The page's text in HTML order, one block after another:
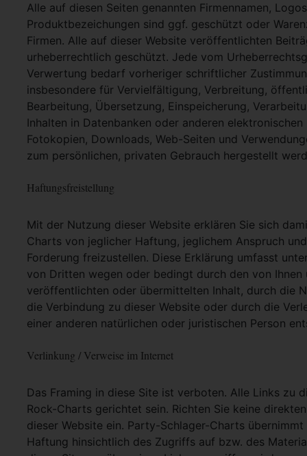
Alle auf diesen Seiten genannten Firmennamen,
Produktbezeichungen sind ggf. geschützt oder
Firmen. Alle auf dieser Website veröffentlichten
urheberrechtlich geschützt. Jede vom
Verwertung bedarf vorheriger schriftlicher
insbesondere für Vervielfältigung, Verbreitung,
Bearbeitung, Übersetzung, Einspeicherung,
Inhalten in Datenbanken oder anderen
Fotokopien, Downloads, Web-Seiten und
zum persönlichen, privaten Gebrauch hergestellt
Haftungsfreistellung
Mit der Nutzung dieser Website erklären Sie sich
Charts von jeglicher Haftung, jeglichem Anspruch
Forderung freizustellen. Diese Erklärung umfasst
von Dritten wegen oder bedingt durch den von Ihnen
veröffentlichten oder übermittelten Inhalt, durch die
die Verbindung zu dieser Website oder durch die
einer anderen natürlichen oder juristischen Person
Verlinkung / Verweise im Internet
Das Framing in diese Site ist verboten. Alle Links zu
Rock-Charts gerichtet sein. Richten Sie keine
dieser Website ein. Party-Schlager-Charts
Haftung hinsichtlich des Zugriffs auf bzw. des